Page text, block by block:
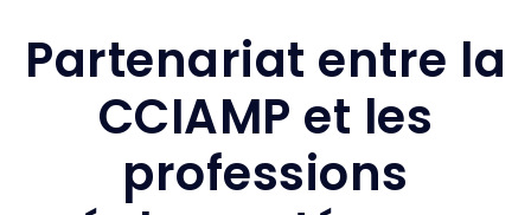
Partenariat entre la
CCIAMP et les
professions